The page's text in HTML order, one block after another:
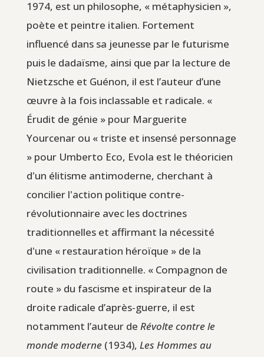
1974, est un philosophe, « métaphysicien »,
poète et peintre italien. Fortement
influencé dans sa jeunesse par le futurisme
puis le dadaïsme, ainsi que par la lecture de
Nietzsche et Guénon, il est l’auteur d’une
œuvre à la fois inclassable et radicale. «
Érudit de génie » pour Marguerite
Yourcenar ou « triste et insensé personnage
» pour Umberto Eco, Evola est le théoricien
d'un élitisme antimoderne, cherchant à
concilier l'action politique contre-
révolutionnaire avec les doctrines
traditionnelles et affirmant la nécessité
d'une « restauration héroïque » de la
civilisation traditionnelle. « Compagnon de
route » du fascisme et inspirateur de la
droite radicale d’après-guerre, il est
notamment l’auteur de Révolte contre le
monde moderne(1934), Les Hommes au